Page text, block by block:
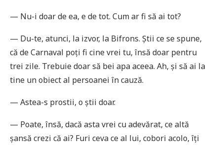
— Nu-i doar de ea, e de tot. Cum ar fi să ai tot?
— Du-te, atunci, la izvor, la Bifrons. Știi ce se spune,
că de Carnaval poți fi cine vrei tu, însă doar pentru
trei zile. Trebuie doar să bei apa aceea. Ah, și să ai la
tine un obiect al persoanei în cauză.
— Astea-s prostii, o știi doar.
— Poate, însă, dacă asta vrei cu adevărat, ce altă
șansă crezi că ai? Furi ceva ce al lui, cobori acolo, îți